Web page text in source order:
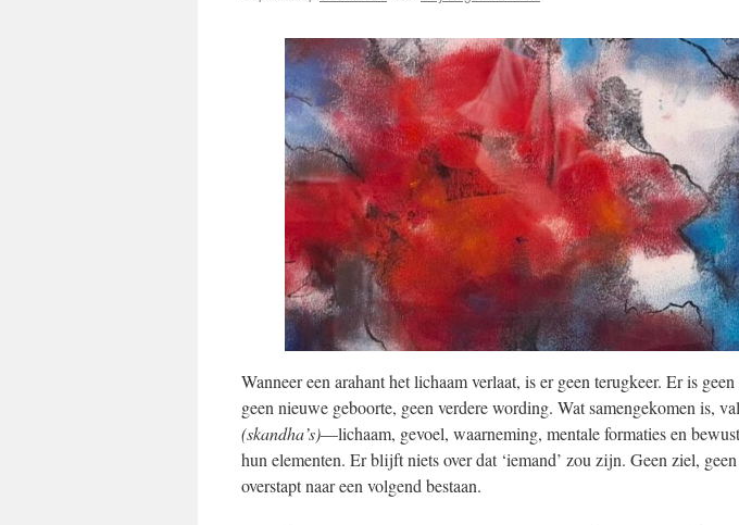
Wanneer een arahant het lichaam verlaat, is er geen terugkeer. Er is
geen nieuwe geboorte, geen verdere wording. Wat samengekomen is,
(skandha’s)—lichaam, gevoel, waarneming, mentale formaties en
hun elementen. Er blijft niets over dat ‘iemand’ zou zijn. Geen ziel,
overstapt naar een volgend bestaan.